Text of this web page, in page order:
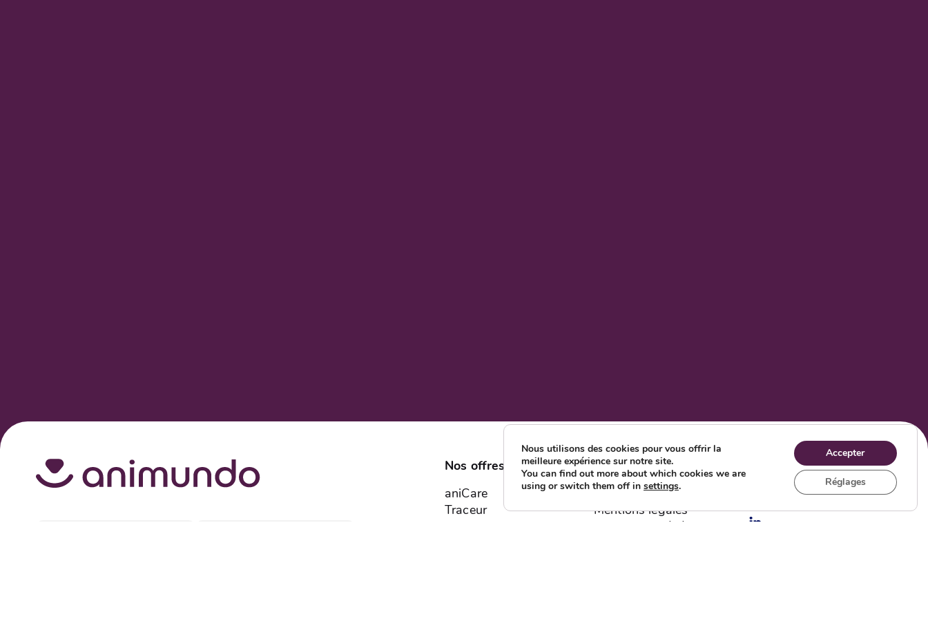
Nos offres
aniCare
Traceur
animundo
À propos
Mentions légales
Conditions générales
Réseaux sociaux
Nous utilisons des cookies pour vous offrir la
meilleure expérience sur notre site.
You can find out more about which cookies we are
using or switch them off in settings.
Accepter
Réglages